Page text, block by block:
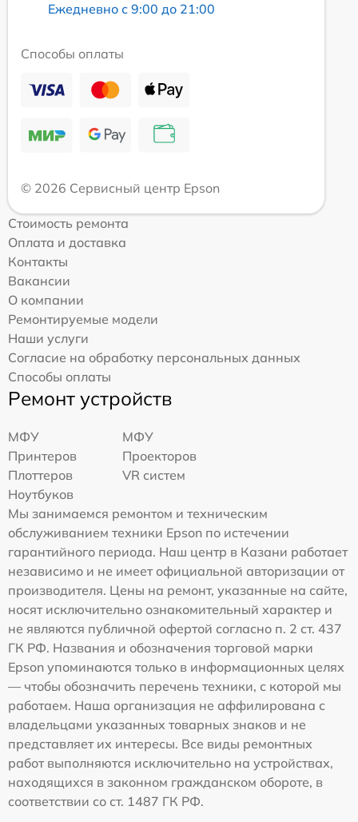
Ежедневно с 9:00 до 21:00
Способы оплаты
© 2026 Сервисный центр Epson
Стоимость ремонта
Оплата и доставка
Контакты
Вакансии
О компании
Ремонтируемые модели
Наши услуги
Согласие на обработку персональных данных
Способы оплаты
Ремонт устройств
МФУ
МФУ
Принтеров
Проекторов
Плоттеров
VR систем
Ноутбуков
Мы занимаемся ремонтом и техническим
обслуживанием техники Epson по истечении
гарантийного периода. Наш центр в Казани работает
независимо и не имеет официальной авторизации от
производителя. Цены на ремонт, указанные на сайте,
носят исключительно ознакомительный характер и
не являются публичной офертой согласно п. 2 ст. 437
ГК РФ. Названия и обозначения торговой марки
Epson упоминаются только в информационных целях
— чтобы обозначить перечень техники, с которой мы
работаем. Наша организация не аффилирована с
владельцами указанных товарных знаков и не
представляет их интересы. Все виды ремонтных
работ выполняются исключительно на устройствах,
находящихся в законном гражданском обороте, в
соответствии со ст. 1487 ГК РФ.